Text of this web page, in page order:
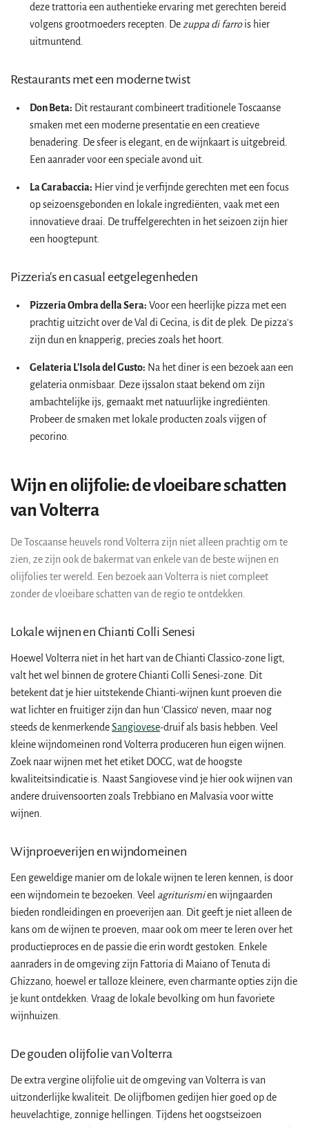
deze trattoria een authentieke ervaring met gerechten bereid
volgens grootmoeders recepten. De zuppa di farrois hier
uitmuntend.
Restaurants met een moderne twist
Don Beta: Dit restaurant combineert traditionele Toscaanse
smaken met een moderne presentatie en een creatieve
benadering. De sfeer is elegant, en de wijnkaart is uitgebreid.
Een aanrader voor een speciale avond uit.
La Carabaccia: Hier vind je verfijnde gerechten met een focus
op seizoensgebonden en lokale ingrediënten, vaak met een
innovatieve draai. De truffelgerechten in het seizoen zijn hier
een hoogtepunt.
Pizzeria's en casual eetgelegenheden
Pizzeria Ombra della Sera: Voor een heerlijke pizza met een
prachtig uitzicht over de Val di Cecina, is dit de plek. De pizza's
zijn dun en knapperig, precies zoals het hoort.
Gelateria L'Isola del Gusto: Na het diner is een bezoek aan een
gelateria onmisbaar. Deze ijssalon staat bekend om zijn
ambachtelijke ijs, gemaakt met natuurlijke ingrediënten.
Probeer de smaken met lokale producten zoals vijgen of
pecorino.
Wijn en olijfolie: de vloeibare schatten
van Volterra
De Toscaanse heuvels rond Volterra zijn niet alleen prachtig om te
zien, ze zijn ook de bakermat van enkele van de beste wijnen en
olijfolies ter wereld. Een bezoek aan Volterra is niet compleet
zonder de vloeibare schatten van de regio te ontdekken.
Lokale wijnen en Chianti Colli Senesi
Hoewel Volterra niet in het hart van de Chianti Classico-zone ligt,
valt het wel binnen de grotere Chianti Colli Senesi-zone. Dit
betekent dat je hier uitstekende Chianti-wijnen kunt proeven die
wat lichter en fruitiger zijn dan hun 'Classico' neven, maar nog
steeds de kenmerkendeSangiovese-druif als basis hebben. Veel
kleine wijndomeinen rond Volterra produceren hun eigen wijnen.
Zoek naar wijnen met het etiket DOCG, wat de hoogste
kwaliteitsindicatie is. Naast Sangiovese vind je hier ook wijnen van
andere druivensoorten zoals Trebbiano en Malvasia voor witte
wijnen.
Wijnproeverijen en wijndomeinen
Een geweldige manier om de lokale wijnen te leren kennen, is door
een wijndomein te bezoeken. Veel agriturismien wijngaarden
bieden rondleidingen en proeverijen aan. Dit geeft je niet alleen de
kans om de wijnen te proeven, maar ook om meer te leren over het
productieproces en de passie die erin wordt gestoken. Enkele
aanraders in de omgeving zijn Fattoria di Maiano of Tenuta di
Ghizzano, hoewel er talloze kleinere, even charmante opties zijn die
je kunt ontdekken. Vraag de lokale bevolking om hun favoriete
wijnhuizen.
De gouden olijfolie van Volterra
De extra vergine olijfolie uit de omgeving van Volterra is van
uitzonderlijke kwaliteit. De olijfbomen gedijen hier goed op de
heuvelachtige, zonnige hellingen. Tijdens het oogstseizoen